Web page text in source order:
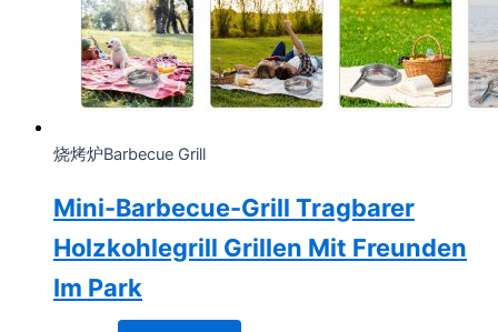
烧烤炉Barbecue Grill
Mini-Barbecue-Grill Tragbarer
Holzkohlegrill Grillen Mit Freunden
Im Park